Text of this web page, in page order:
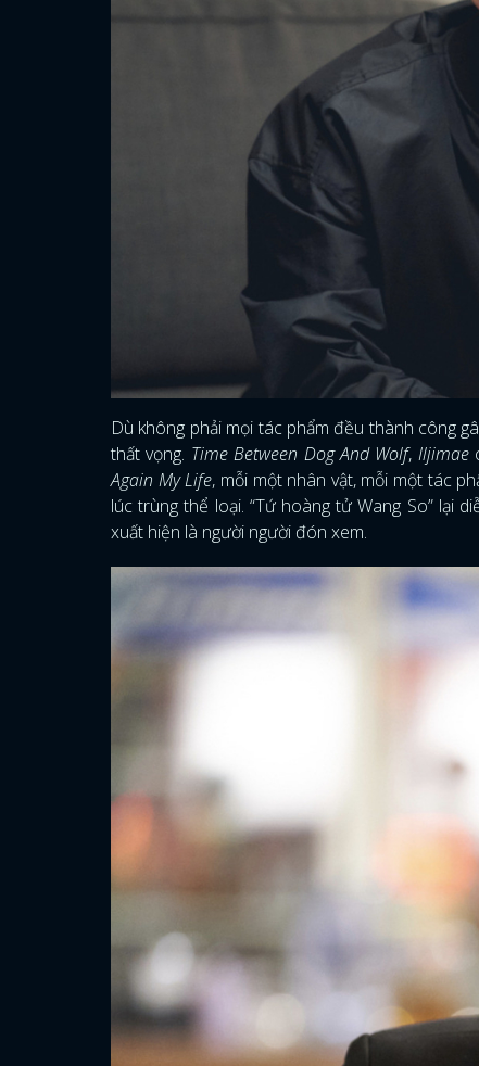
Dù không phải mọi tác phẩm đều thành công
thất vọng. Time Between Dog And Wolf, Iljimae
Again My Life, mỗi một nhân vật, mỗi một tác
lúc trùng thể loại. “Tứ hoàng tử Wang So” lại
xuất hiện là người người đón xem.